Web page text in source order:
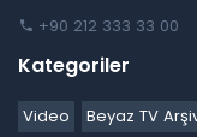
+90 212 333 33 00
Kategoriler
Video Beyaz TV